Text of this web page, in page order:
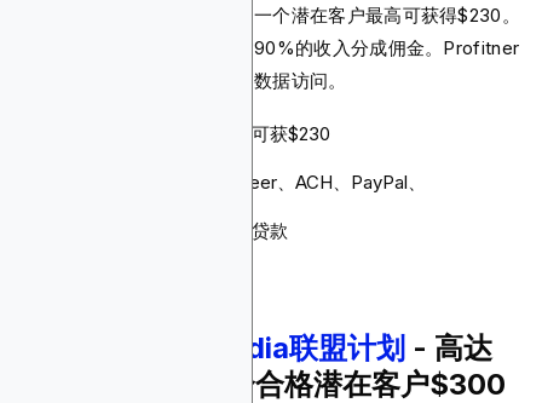
作为联盟营销人员，您每售出一个潜在客户最高可获得$230。
通过该平台，您可以获得高达90%的收入分成佣金。Profitner
还将为您提供智能集成和快速数据访问。
佣金：每个潜在客户最高可获$230
支付方式：电汇、Payoneer、ACH、PayPal、
产品：个人贷款、发薪日贷款
Leadstack Media联盟计划 - 高达
90%佣金率，每个合格潜在客户$300